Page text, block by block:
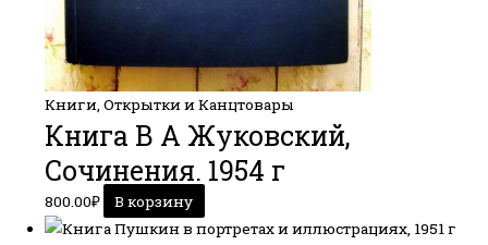
Книги, Открытки и Канцтовары
Книга В А Жуковский,
Сочинения. 1954 г
800.00₽ В корзину